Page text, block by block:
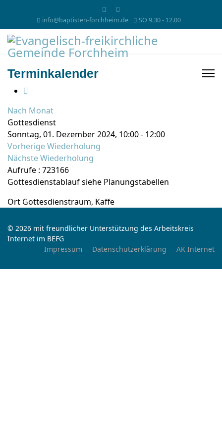
info@baptisten-forchheim.de SO 9.30 - 12.00
Terminkalender
Nach Monat
Gottesdienst
Sonntag, 01. Dezember 2024, 10:00 - 12:00
Vorherige Wiederholung
Nächste Wiederholung
Aufrufe : 723166
Gottesdienstablauf siehe Planungstabellen
Ort Gottesdienstraum, Kaffe
© 2026 mit freundlicher Unterstützung des Arbeitskreis
Internet im BEFG
Impressum
Datenschutzerklärung AK Internet